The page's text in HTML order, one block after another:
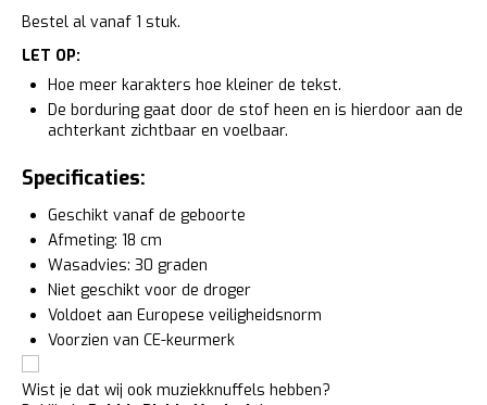
Bestel al vanaf 1 stuk.
LET OP:
Hoe meer karakters hoe kleiner de tekst.
De borduring gaat door de stof heen en is hierdoor aan de
achterkant zichtbaar en voelbaar.
Specificaties:
Geschikt vanaf de geboorte
Afmeting: 18 cm
Wasadvies: 30 graden
Niet geschikt voor de droger
Voldoet aan Europese veiligheidsnorm
Voorzien van CE-keurmerk
Wist je dat wij ook muziekknuffels hebben?